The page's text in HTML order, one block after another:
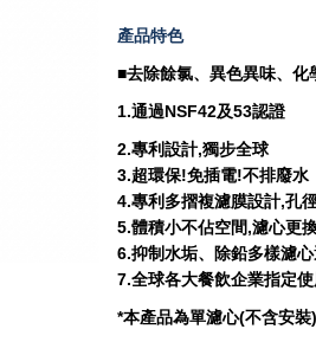
產品特色
■去除餘氯、異色異味、化
1.通過NSF42及53認證
2.專利設計,獨步全球
3.超環保!免插電!不排廢水
4.專利多摺複濾膜設計,孔
5.體積小不佔空間,濾心更
6.抑制水垢、除鉛多樣濾
7.全球各大餐飲企業指定使
*本產品為單濾心(不含安裝)